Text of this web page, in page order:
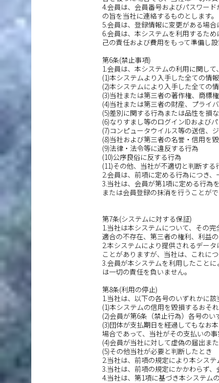
4.会員は、会員番号およびパスワー
の旨を当社に連絡するものとします。
5.会員は、登録情報に変更がある場
6.会員は、本システムを利用するた
己の責任および費用をもって準備し
第6条(禁止事項)
1.会員は、本システムの利用に関し
(1)本システムより入手した全ての情
(2)本システムにより入手した全ての
(3)当社または第三者の著作権、商標
(4)当社または第三者の財産、プライ
(5)差別に関する行為または品性を損
(6)なりすまし等のログインIDおよび
(7)コンピュータウイルス等の送信、
(8)当社および第三者の名誉・信用を
(9)法律・法令等に違反する行為
(10)公序良俗に反する行為
(11)その他、当社が不適切と判断する
2.会員は、前項に定める行為につき
3.当社は、会員が第1項に定める行為
または会員登録の抹消を行うことが
第7条(システムに対する保証)
1.当社は本システムについて、その
適合の不存在、第三者の権利、利益
2.本システムにより提供されるデー
ことがありますが、当社は、これに
3.会員が本システムを利用したこと
は一切の責任を負いません。
第8条(利用の停止)
1.当社は、以下の各号のいずれかに
(1)本システムの信用を毀損するおそ
(2)会員が第6条（禁止行為）各号の
(3)団体が支払期日を経過してもなお
場合であって、当社がその支払いの
(4)会員が当社に対して虚偽の届出ま
(5)その他当社が必要と判断したとき
2.当社は、前項の規定により本シス
3.当社は、前項の規定にかかわらず
4.当社は、第1項に基づき本システム